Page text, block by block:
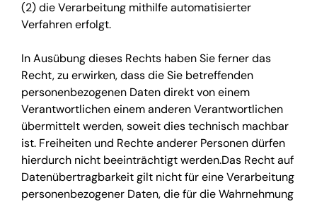
(2) die Verarbeitung mithilfe automatisierter
Verfahren erfolgt.
In Ausübung dieses Rechts haben Sie ferner das
Recht, zu erwirken, dass die Sie betreffenden
personenbezogenen Daten direkt von einem
Verantwortlichen einem anderen Verantwortlichen
übermittelt werden, soweit dies technisch machbar
ist. Freiheiten und Rechte anderer Personen dürfen
hierdurch nicht beeinträchtigt werden.Das Recht auf
Datenübertragbarkeit gilt nicht für eine Verarbeitung
personenbezogener Daten, die für die Wahrnehmung